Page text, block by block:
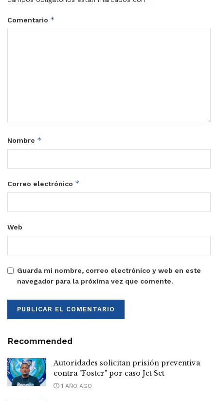
Comentario *
Nombre *
Correo electrónico *
Web
Guarda mi nombre, correo electrónico y web en este
navegador para la próxima vez que comente.
Recommended
Autoridades solicitan prisión preventiva
contra "Foster" por caso Jet Set
1 AÑO AGO